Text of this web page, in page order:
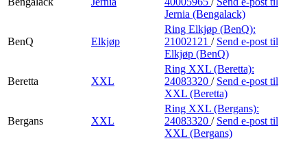
Jernia (Bengalack)
BenQ Elkjøp
Ring Elkjøp (BenQ):
21002121 / Send e-post til
Elkjøp (BenQ)
Beretta XXL
Ring XXL (Beretta):
24083320 / Send e-post til
XXL (Beretta)
Bergans XXL
Ring XXL (Bergans):
24083320 / Send e-post til
XXL (Bergans)